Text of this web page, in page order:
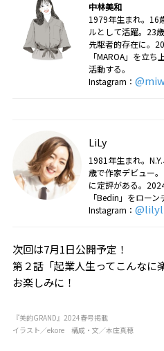
中林美和
1979年生まれ。16
ルとして活躍。23
先駆者的存在に。
「MAROA」を立
活動する。
Instagram：
LiLy
1981年生まれ。
歳で作家デビュー
に定評がある。
「Bedin」をローン
Instagram：
次回は7月1日公開予定！
第２話「起業人生ってこんなに
お楽しみに！
『美的GRAND』2024春号掲載
イラスト／ekore 構成・文／本庄真穂